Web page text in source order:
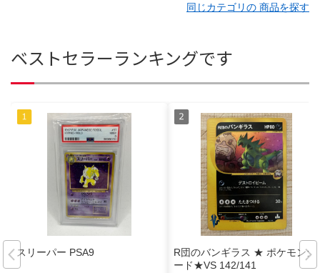
同じカテゴリの 商品を探す
ベストセラーランキングです
スリーパー PSA9
R団のバンギラス ★ ポケモンカ
ード★VS 142/141